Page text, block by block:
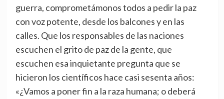
guerra, comprometámonos todos a pedir la paz
con voz potente, desde los balcones y en las
calles. Que los responsables de las naciones
escuchen el grito de paz de la gente, que
escuchen esa inquietante pregunta que se
hicieron los científicos hace casi sesenta años:
«¿Vamos a poner fin a la raza humana; o deberá